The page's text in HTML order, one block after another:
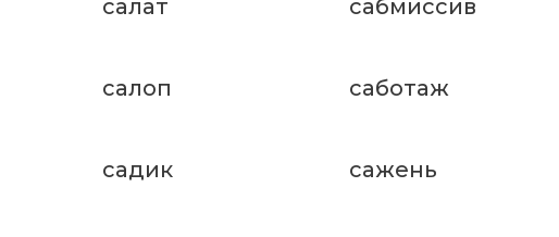
салат сабмиссив
салоп саботаж
садик сажень